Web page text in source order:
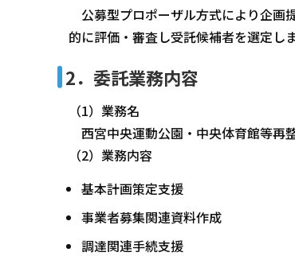
公募型プロポーザル方式により企画
的に評価・審査し受託候補者を選定しま
2．委託業務内容
（1）業務名
西宮中央運動公園・中央体育館等再
（2）業務内容
基本計画策定支援
事業者募集関連資料作成
調達関連手続支援